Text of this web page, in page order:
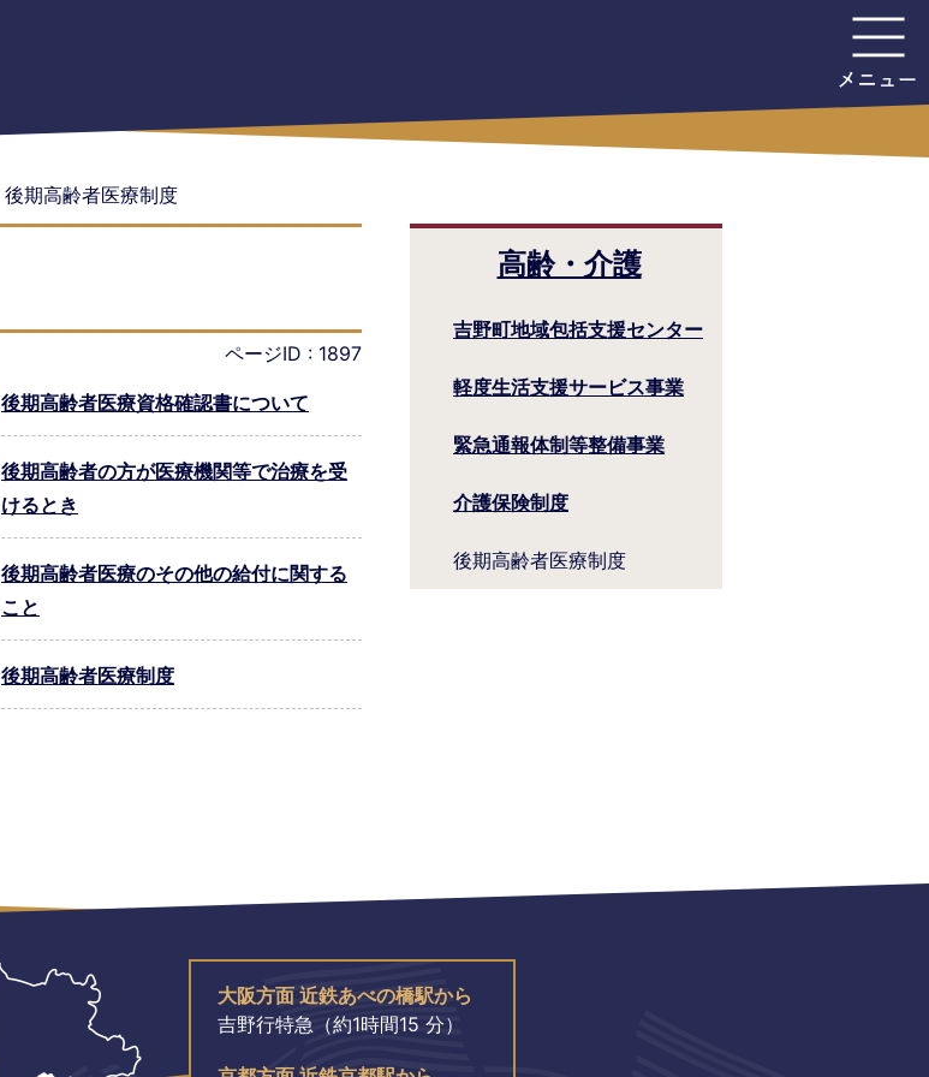
後期高齢者医療制度
ページID : 1897
後期高齢者医療資格確認書について
後期高齢者の方が医療機関等で治療を受
けるとき
後期高齢者医療のその他の給付に関する
こと
後期高齢者医療制度
高齢・介護
吉野町地域包括支援センター
軽度生活支援サービス事業
緊急通報体制等整備事業
介護保険制度
後期高齢者医療制度
大阪方面 近鉄あべの橋駅から
吉野行特急（約1時間15 分）